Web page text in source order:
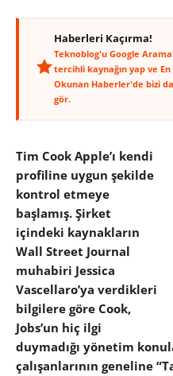
Haberleri Kaçırma!
Teknoblog'u Google
tercihli kaynağın yap ve En
Okunan Haberler'de bizi
gör.
Tim Cook Apple’ı kendi
profiline uygun şekilde
kontrol etmeye
başlamış. Şirket
içindeki kaynakların
Wall Street Journal
muhabiri Jessica
Vascellaro’ya verdikleri
bilgilere göre Cook,
Jobs’un hiç ilgi
duymadığı yönetim
çalışanlarının geneline